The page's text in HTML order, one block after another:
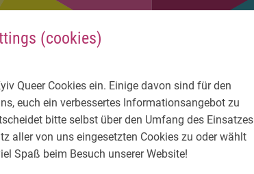
(cookies)
Queer Cookies ein. Einige davon sind für den
euch ein verbessertes Informationsangebot zu
bitte selbst über den Umfang des Einsatzes
aller von uns eingesetzten Cookies zu oder wählt
Spaß beim Besuch unserer Website!